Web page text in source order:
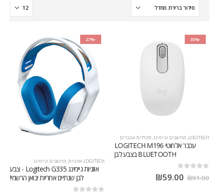
-35%
LOGITECH
, מחשבים וגיימינג, מקלדות ועכברים
עכבר אלחוטי LOGITECH M196
BLUETOOTH בצבע לבן
₪91.00
₪59.00
-27%
LOGITECH
,אוזניות, מחשבים וגיימינג
אוזניות גיימינג Logitech G335 - צבע
לבן שנתיים אחריות יבואן הרשמי!